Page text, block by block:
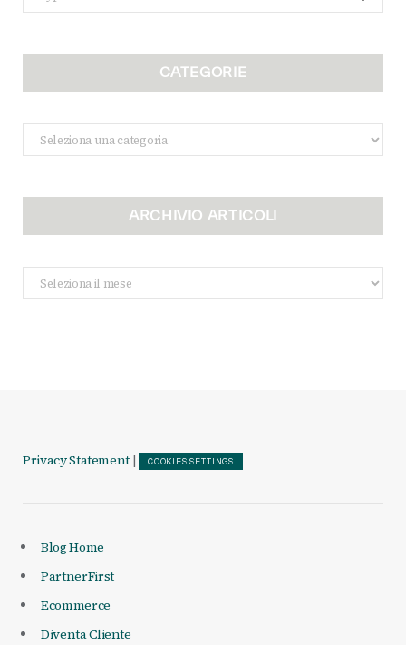
for:
CATEGORIE
Categorie
ARCHIVIO ARTICOLI
Archivio
Articoli
Privacy Statement | COOKIES SETTINGS
Blog Home
PartnerFirst
Ecommerce
Diventa Cliente